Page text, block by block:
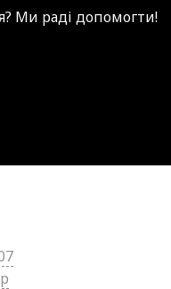
Ми раді допомогти!